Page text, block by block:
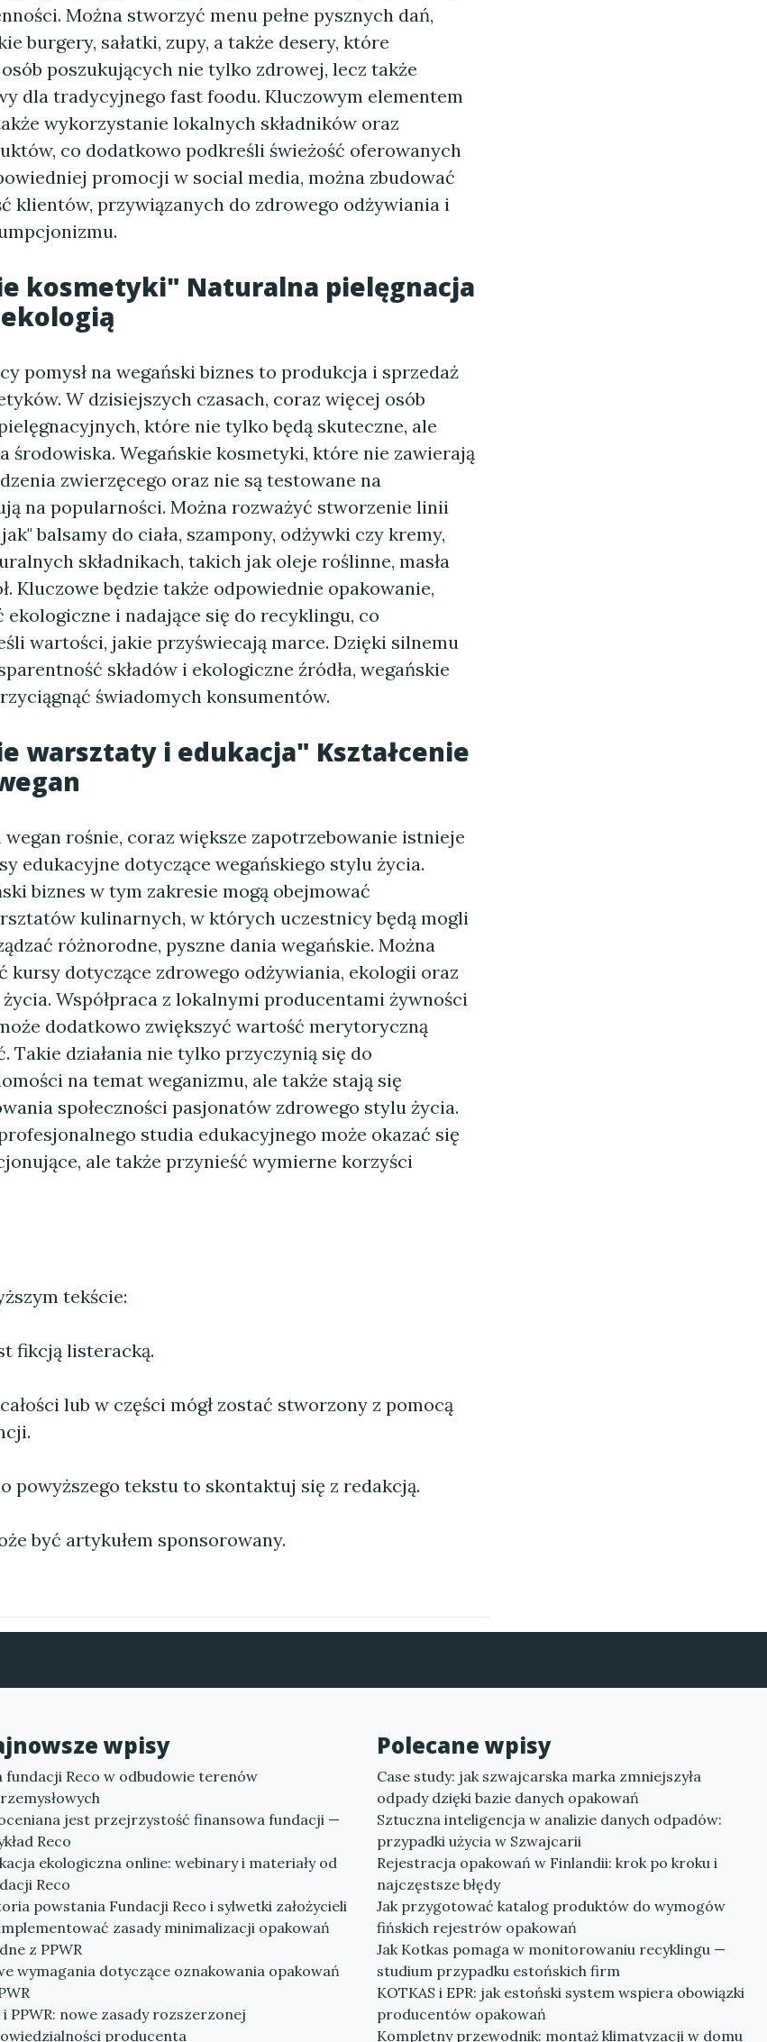
Można stworzyć menu pełne pysznych dań,
burgery, sałatki, zupy, a także desery, które
poszukujących nie tylko zdrowej, lecz także
dla tradycyjnego fast foodu. Kluczowym elementem
wykorzystanie lokalnych składników oraz
co dodatkowo podkreśli świeżość oferowanych
promocji w social media, można zbudować
klientów, przywiązanych do zdrowego odżywiania i
kosmetyki" Naturalna pielęgnacja
pomysł na wegański biznes to produkcja i sprzedaż
W dzisiejszych czasach, coraz więcej osób
które nie tylko będą skuteczne, ale
środowiska. Wegańskie kosmetyki, które nie zawierają
zwierzęcego oraz nie są testowane na
na popularności. Można rozważyć stworzenie linii
balsamy do ciała, szampony, odżywki czy kremy,
składnikach, takich jak oleje roślinne, masła
Kluczowe będzie także odpowiednie opakowanie,
i nadające się do recyklingu, co
wartości, jakie przyświecają marce. Dzięki silnemu
składów i ekologiczne źródła, wegańskie
świadomych konsumentów.
warsztaty i edukacja" Kształcenie
rośnie, coraz większe zapotrzebowanie istnieje
edukacyjne dotyczące wegańskiego stylu życia.
biznes w tym zakresie mogą obejmować
kulinarnych, w których uczestnicy będą mogli
różnorodne, pyszne dania wegańskie. Można
kursy dotyczące zdrowego odżywiania, ekologii oraz
Współpraca z lokalnymi producentami żywności
dodatkowo zwiększyć wartość merytoryczną
Takie działania nie tylko przyczynią się do
na temat weganizmu, ale także stają się
społeczności pasjonatów zdrowego stylu życia.
studia edukacyjnego może okazać się
ale także przynieść wymierne korzyści
tekście:
fikcją listeracką.
lub w części mógł zostać stworzony z pomocą
powyższego tekstu to skontaktuj się z redakcją.
być artykułem sponsorowany.
wpisy
fundacji Reco w odbudowie terenów
jest przejrzystość finansowa fundacji —
Reco
ekologiczna online: webinary i materiały od
Reco
powstania Fundacji Reco i sylwetki założycieli
zasady minimalizacji opakowań
z PPWR
wymagania dotyczące oznakowania opakowań
i PPWR: nowe zasady rozszerzonej
producenta
Polecane wpisy
Case study: jak szwajcarska marka zmniejszyła
odpady dzięki bazie danych opakowań
Sztuczna inteligencja w analizie danych odpadów:
przypadki użycia w Szwajcarii
Rejestracja opakowań w Finlandii: krok po kroku i
najczęstsze błędy
Jak przygotować katalog produktów do wymogów
fińskich rejestrów opakowań
Jak Kotkas pomaga w monitorowaniu recyklingu —
studium przypadku estońskich firm
KOTKAS i EPR: jak estoński system wspiera obowiązki
producentów opakowań
Kompletny przewodnik: montaż klimatyzacji w domu